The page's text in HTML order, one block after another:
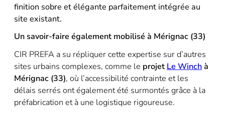
finition sobre et élégante parfaitement intégrée au
site existant.
Un savoir-faire également mobilisé à Mérignac (33)
CIR PREFA a su répliquer cette expertise sur d’autres
sites urbains complexes, comme le projet Le Winchà
Mérignac (33), où l’accessibilité contrainte et les
délais serrés ont également été surmontés grâce à la
préfabrication et à une logistique rigoureuse.